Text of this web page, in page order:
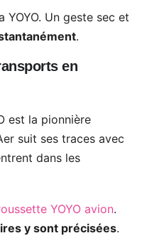
YOYO. Un geste sec et
.
en
est la pionnière
suit ses traces avec
dans les
YOYO avion.
y sont précisées.